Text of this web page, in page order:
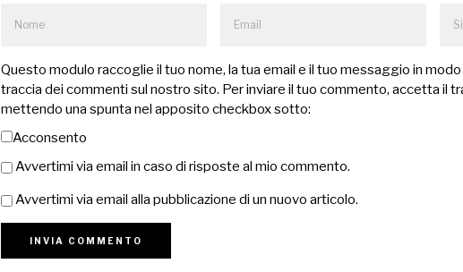
Questo modulo raccoglie il tuo nome, la tua email e il tuo messaggio in
traccia dei commenti sul nostro sito. Per inviare il tuo commento, accetta il
mettendo una spunta nel apposito checkbox sotto:
Acconsento
Avvertimi via email in caso di risposte al mio commento.
Avvertimi via email alla pubblicazione di un nuovo articolo.